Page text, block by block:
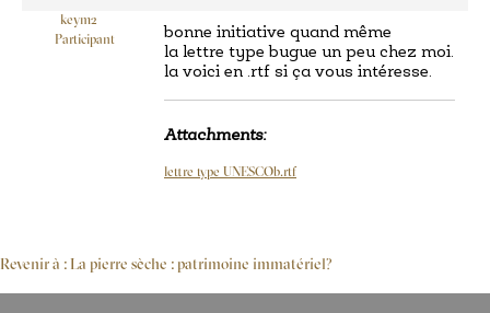
keym2
Participant
bonne initiative quand même
la lettre type bugue un peu chez moi.
la voici en .rtf si ça vous intéresse.
Attachments:
lettre type UNESCOb.rtf
Revenir à : La pierre sèche : patrimoine immatériel?